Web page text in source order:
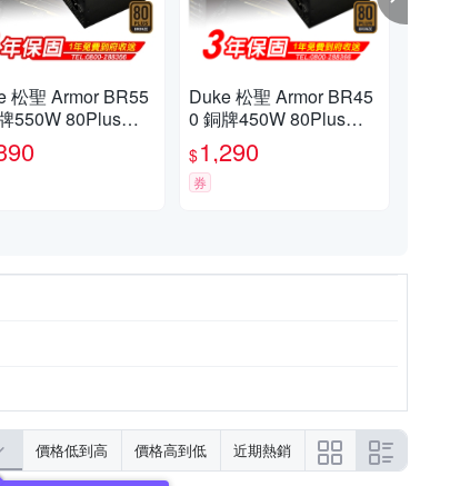
松聖 Armor BR55
550W 80Plus電
應器
Duke 松聖 Armor BR45
0 銅牌450W 80Plus電
源供應器
$1,290
券
價格低到高 價格高到低 近期熱銷